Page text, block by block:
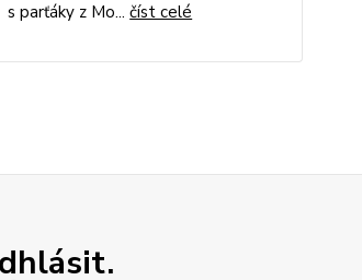
s parťáky z Mo...číst celé